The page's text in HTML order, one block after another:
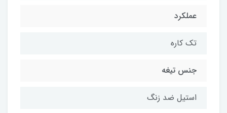
عملکرد
تک کاره
جنس تیغه
استیل ضد زنگ